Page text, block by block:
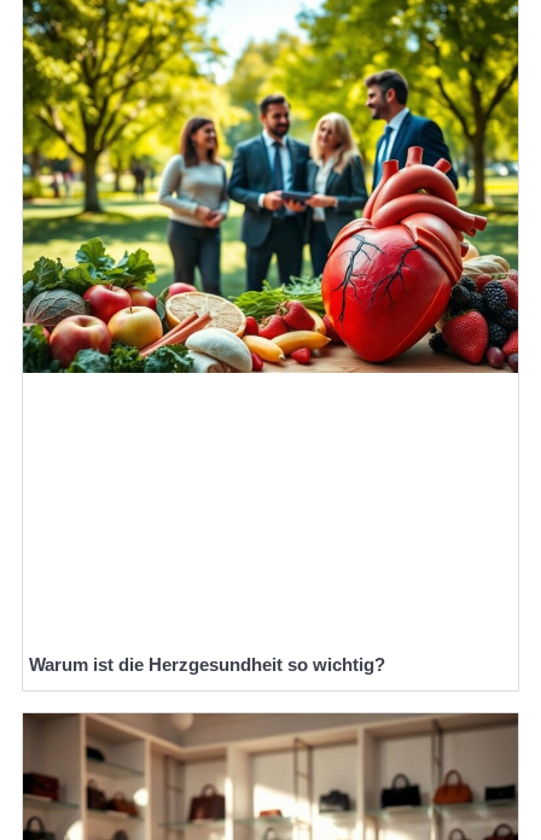
Warum ist die Herzgesundheit so wichtig?